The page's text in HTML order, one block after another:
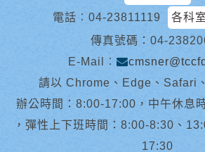
電話︰ 04-23811119
各科
傳真號碼：04-
E-Mail︰
請以 Chrome、Edge、Safari
辦公時間：8:00-17:00，中午休息
，彈性上下班時間：8:00-8:30、
17:30